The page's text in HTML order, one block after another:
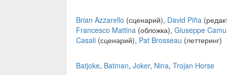
Brian Azzarello (сценарий), David Piña
Francesco Mattina (обложка), Giuseppe
Casali (сценарий), Pat Brosseau (леттеринг)
Batjoke, Batman, Joker, Nina, Trojan Horse